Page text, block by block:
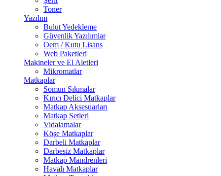
Toner
Yazılım
Bulut Yedekleme
Güvenlik Yazılımlar
Oem / Kutu Lisans
Web Paketleri
Makineler ve El Aletleri
Mikromatlar
Matkaplar
Somun Sıkmalar
Kırıcı Delici Matkaplar
Matkap Aksesuarları
Matkap Setleri
Vidalamalar
Köşe Matkaplar
Darbeli Matkaplar
Darbesiz Matkaplar
Matkap Mandrenleri
Havalı Matkaplar